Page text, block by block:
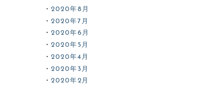
2020年8月
2020年7月
2020年6月
2020年5月
2020年4月
2020年3月
2020年2月